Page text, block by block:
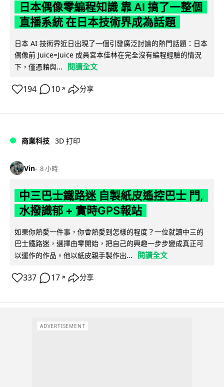
日本偶像零編程知識 靠 AI 搞了一整個
直播系統 在日本技術界成為話題
日本 AI 技術界近日出現了一個引發廣泛討論的熱門話題：日本
偶像前 Juice=Juice 成員宮本佳林在完全沒有編程經驗的情況
下，僅憑藉與...
閱讀全文
194 10 ↗ 分享
商業科技 3D 打印
Vin 8 小時
中三巴士鐵路迷 自製紙皮遙控巴士 門,
水撥識郁 + 實時GPS報站
如果你熱愛一件事，你會熱愛到怎樣的程度？一位就讀中三的
巴士鐵路迷，選擇由零開始，把自己的興趣一步步變成真正可
以運作的作品。他以紙皮親手製作出...
閱讀全文
337 17 ↗ 分享
ADVERTISEMENT